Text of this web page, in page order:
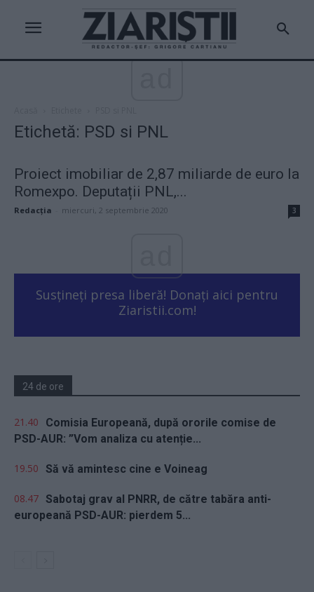
Etichetă: PSD si PNL
Proiect imobiliar de 2,87 miliarde de euro la
Romexpo. Deputații PNL,...
Redacţia miercuri, 2 septembrie 2020 3
Susțineți presa liberă! Donați aici pentru
Ziaristii.com!
24 de ore
21.40
Comisia Europeană, după ororile comise de
PSD-AUR: ”Vom analiza cu atenție...
19.50 Să vă amintesc cine e Voineag
08.47 Sabotaj grav al PNRR, de către tabăra anti-
europeană PSD-AUR: pierdem 5...